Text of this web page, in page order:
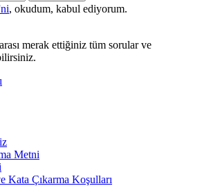
, okudum, kabul ediyorum.
merak ettiğiniz tüm sorular ve
Metni
Kata Çıkarma Koşulları